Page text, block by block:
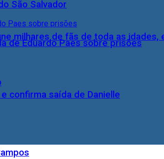
milhares de fãs de toda as idades,
confirma saída de Danielle
São Salvador
de Eduardo Paes sobre prisões